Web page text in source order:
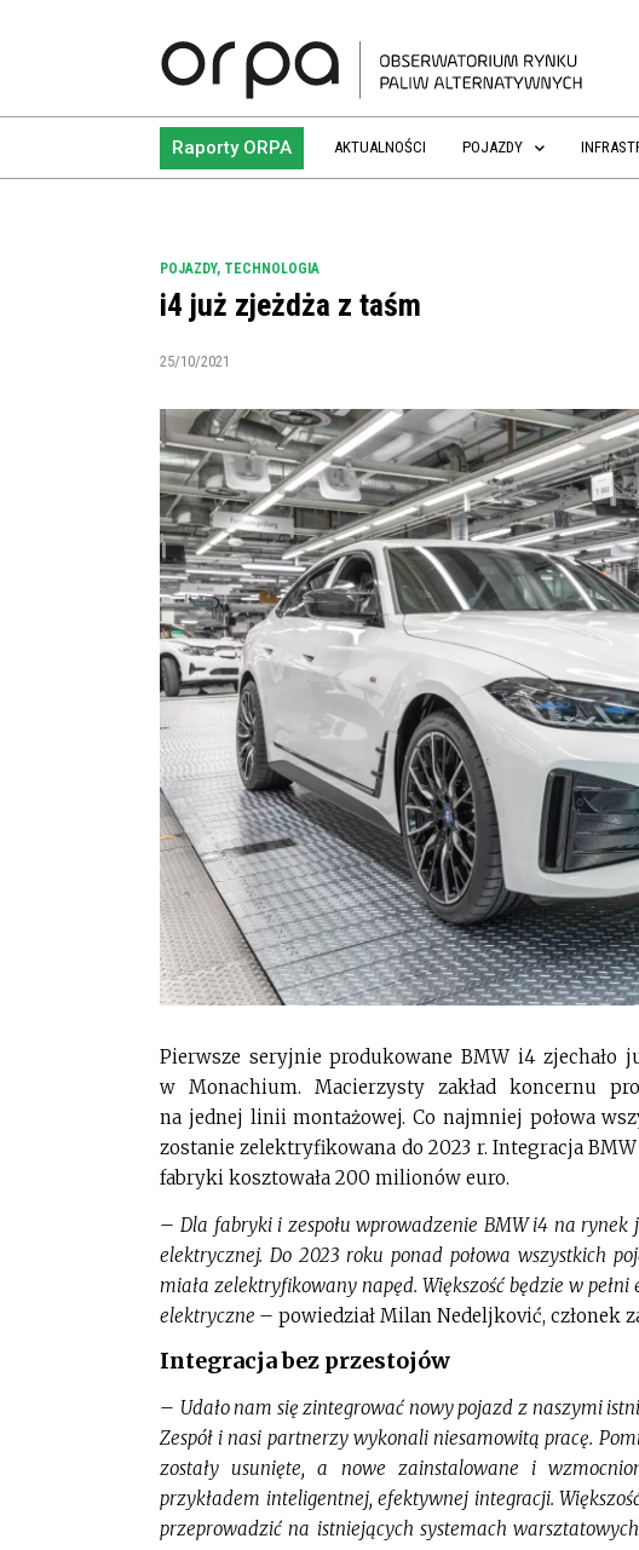
Raporty ORPA AKTUALNOŚCI POJAZDY
POJAZDY, TECHNOLOGIA
i4 już zjeżdża z taśm
25/10/2021
Pierwsze seryjnie produkowane BMW i4
w Monachium. Macierzysty zakład koncernu
na jednej linii montażowej. Co najmniej połowa
zostanie zelektryfikowana do 2023 r. Integracja
fabryki kosztowała 200 milionów euro.
–Dla fabryki i zespołu wprowadzenie BMW i4 na
elektrycznej. Do 2023 roku ponad połowa wszystkich
miała zelektryfikowany napęd. Większość będzie w
elektryczne – powiedział Milan Nedeljković, członek
Integracja bez przestojów
– Udało nam się zintegrować nowy pojazd z naszymi
Zespół i nasi partnerzy wykonali niesamowitą pracę.
zostały usunięte, a nowe zainstalowane i
przykładem inteligentnej, efektywnej integracji.
przeprowadzić na istniejących systemach warsztatowych